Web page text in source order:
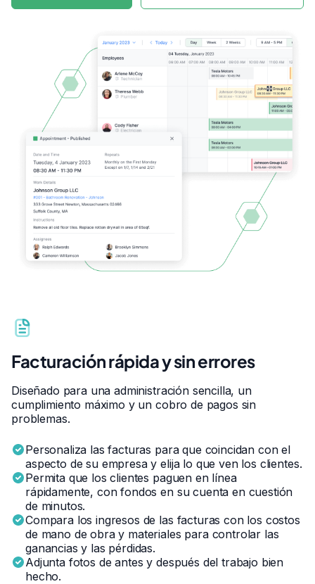
Facturación rápida y sin errores
Diseñado para una administración sencilla, un
cumplimiento máximo y un cobro de pagos sin
problemas.
Personaliza las facturas para que coincidan con el
aspecto de su empresa y elija lo que ven los clientes.
Permita que los clientes paguen en línea
rápidamente, con fondos en su cuenta en cuestión
de minutos.
Compara los ingresos de las facturas con los costos
de mano de obra y materiales para controlar las
ganancias y las pérdidas.
Adjunta fotos de antes y después del trabajo bien
hecho.